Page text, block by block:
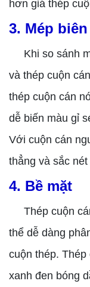
hơn giá thép
3. Mép
Khi so sánh
và thép cuộn
thép cuộn cán
dễ biến màu gỉ
Với cuộn cán
thẳng và sắc
4. Bề mặt
Thép cuộn
thể dễ dàng
cuộn thép.
xanh đen bóng